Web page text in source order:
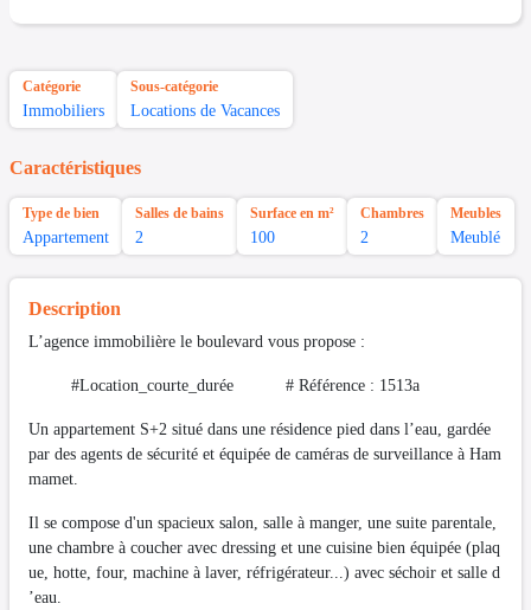
Catégorie
Immobiliers
Sous-catégorie
Locations de Vacances
Caractéristiques
Type de bien
Appartement
Salles de bains
2
Surface en m²
100
Chambres
2
Meubles
Meublé
Description
L’agence immobilière le boulevard vous propose :
#Location_courte_durée # Référence : 1513a
Un appartement S+2 situé dans une résidence pied dans l’eau, gardée
par des agents de sécurité et équipée de caméras de surveillance à Ham
mamet.
Il se compose d'un spacieux salon, salle à manger, une suite parentale,
une chambre à coucher avec dressing et une cuisine bien équipée (plaq
ue, hotte, four, machine à laver, réfrigérateur...) avec séchoir et salle d
’eau.